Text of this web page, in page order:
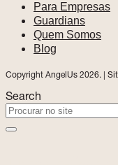
Para Empresas
Guardians
Quem Somos
Blog
Copyright AngelUs 2026. |
Search